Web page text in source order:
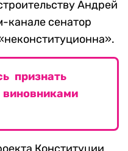
Андрей
канале сенатор
признать